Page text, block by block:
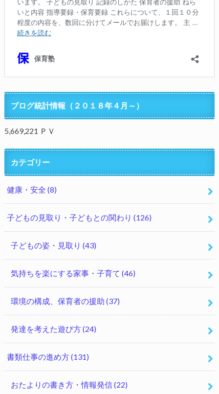
ブログ統計情報（２０１８年４月～）
5,669,221 ＰＶ
カテゴリー
健康・安全 (8)
子どもの見取り・子どもとの関わり (126)
子どもの姿・見取り (43)
気持ちを楽にする家事・子育て (46)
環境の構成、保育者の援助 (37)
発達を考えた遊び方(24)
書類仕事の進め方(131)
おたよりの書き方・情報発信(22)